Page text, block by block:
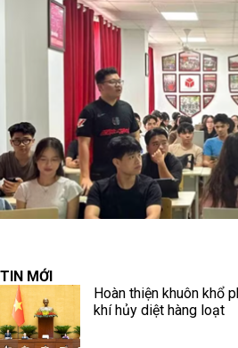
TIN MỚI
Hoàn thiện khuôn khổ
khí hủy diệt hàng loạt